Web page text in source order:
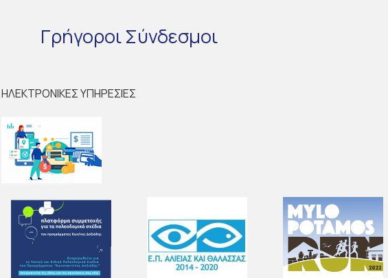
ΓρήγοροιΣύνδεσμοι
ΗΛΕΚΤΡΟΝΙΚΕΣ ΥΠΗΡΕΣΙΕΣ